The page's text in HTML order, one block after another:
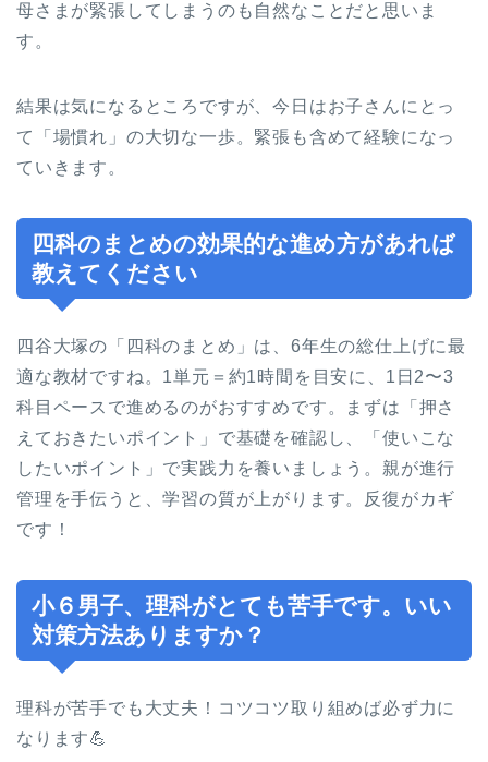
母さまが緊張してしまうのも自然なことだと思いま
す。
結果は気になるところですが、今日はお子さんにとっ
て「場慣れ」の大切な一歩。緊張も含めて経験になっ
ていきます。
四科のまとめの効果的な進め方があれば
教えてください
四谷大塚の「四科のまとめ」は、6年生の総仕上げに最
適な教材ですね。1単元＝約1時間を目安に、1日2〜3
科目ペースで進めるのがおすすめです。まずは「押さ
えておきたいポイント」で基礎を確認し、「使いこな
したいポイント」で実践力を養いましょう。親が進行
管理を手伝うと、学習の質が上がります。反復がカギ
です！
小６男子、理科がとても苦手です。いい
対策方法ありますか？
理科が苦手でも大丈夫！コツコツ取り組めば必ず力に
なります💪